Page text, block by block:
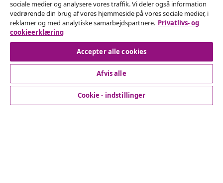
Fortryd køb
Indsend en anmodning om at fortryde din ordre.
Fortryd køb
Kundeservice
sociale medier og analysere vores traffik. Vi deler også information
vedrørende din brug af vores hjemmeside på vores sociale medier, i
reklamer og med analytiske samarbejdspartnere. Privatlivs- og
cookieerklæring
Accepter alle cookies
Afvis alle
Cookie - indstillinger